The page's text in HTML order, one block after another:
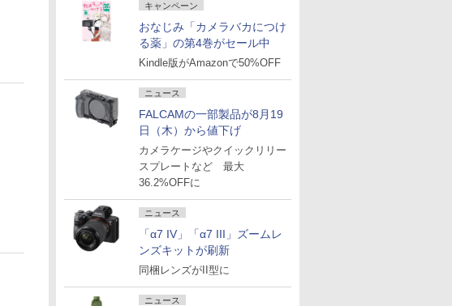
キャンペーン
おなじみ「カメラバカにつけ
る薬」の第4巻がセール中
Kindle版がAmazonで50%OFF
ニュース
FALCAMの一部製品が8月19
日（木）から値下げ
カメラケージやクイックリリー
スプレートなど 最大
36.2%OFFに
ニュース
「α7 IV」「α7 III」ズームレ
ンズキットが刷新
同梱レンズがII型に
ニュース